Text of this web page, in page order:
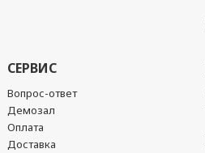
СЕРВИС
Вопрос-ответ
Демозал
Оплата
Доставка